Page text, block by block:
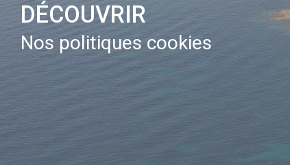
DÉCOUVRIR
Nos politiques cookies